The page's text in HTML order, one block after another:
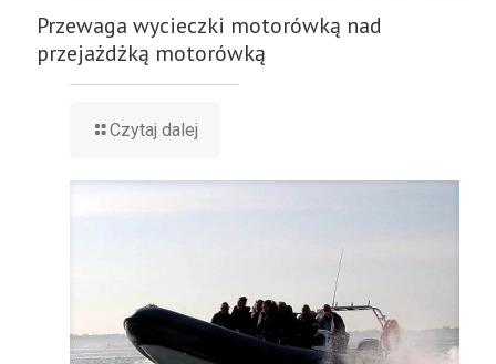
Przewaga wycieczki motorówką nad
przejażdżką motorówką
Czytaj dalej